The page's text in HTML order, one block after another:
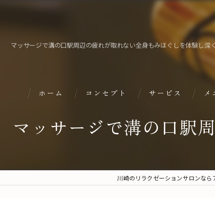
マッサージで溝の口駅周辺の疲れが取れない全身もみほぐしを体験し深
ホーム コンセプト サービス メ
マッサージで溝の口駅
川崎のリラクゼーションサロンな